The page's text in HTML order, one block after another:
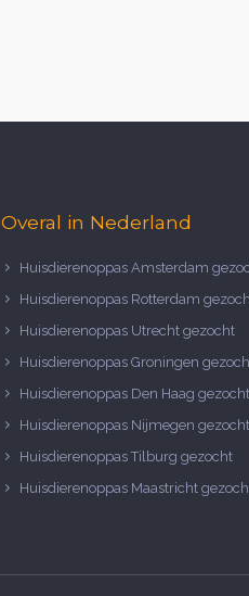
Overal in Nederland
Huisdierenoppas Amsterdam
Huisdierenoppas Rotterdam
Huisdierenoppas Utrecht gezocht
Huisdierenoppas Groningen
Huisdierenoppas Den Haag gezocht
Huisdierenoppas Nijmegen gezocht
Huisdierenoppas Tilburg gezocht
Huisdierenoppas Maastricht